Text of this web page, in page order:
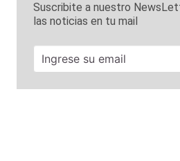
Suscribite a nuestro
las noticias en tu mail